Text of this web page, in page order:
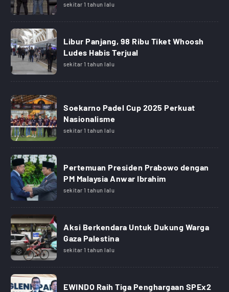
sekitar 1 tahun lalu
Libur Panjang, 98 Ribu Tiket Whoosh
Ludes Habis Terjual
sekitar 1 tahun lalu
Soekarno Padel Cup 2025 Perkuat
Nasionalisme
sekitar 1 tahun lalu
Pertemuan Presiden Prabowo dengan
PM Malaysia Anwar Ibrahim
sekitar 1 tahun lalu
Aksi Berkendara Untuk Dukung Warga
Gaza Palestina
sekitar 1 tahun lalu
EWINDO Raih Tiga Penghargaan SPEx2